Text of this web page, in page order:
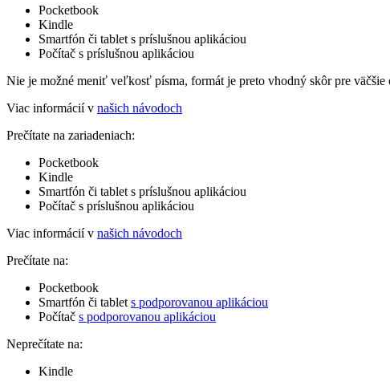
Pocketbook
Kindle
Smartfón či tablet s príslušnou aplikáciou
Počítač s príslušnou aplikáciou
Nie je možné meniť veľkosť písma, formát je preto vhodný skôr pre väčšie
Viac informácií v našich návodoch
Prečítate na zariadeniach:
Pocketbook
Kindle
Smartfón či tablet s príslušnou aplikáciou
Počítač s príslušnou aplikáciou
Viac informácií v našich návodoch
Prečítate na:
Pocketbook
Smartfón či tablet s podporovanou aplikáciou
Počítač s podporovanou aplikáciou
Neprečítate na:
Kindle